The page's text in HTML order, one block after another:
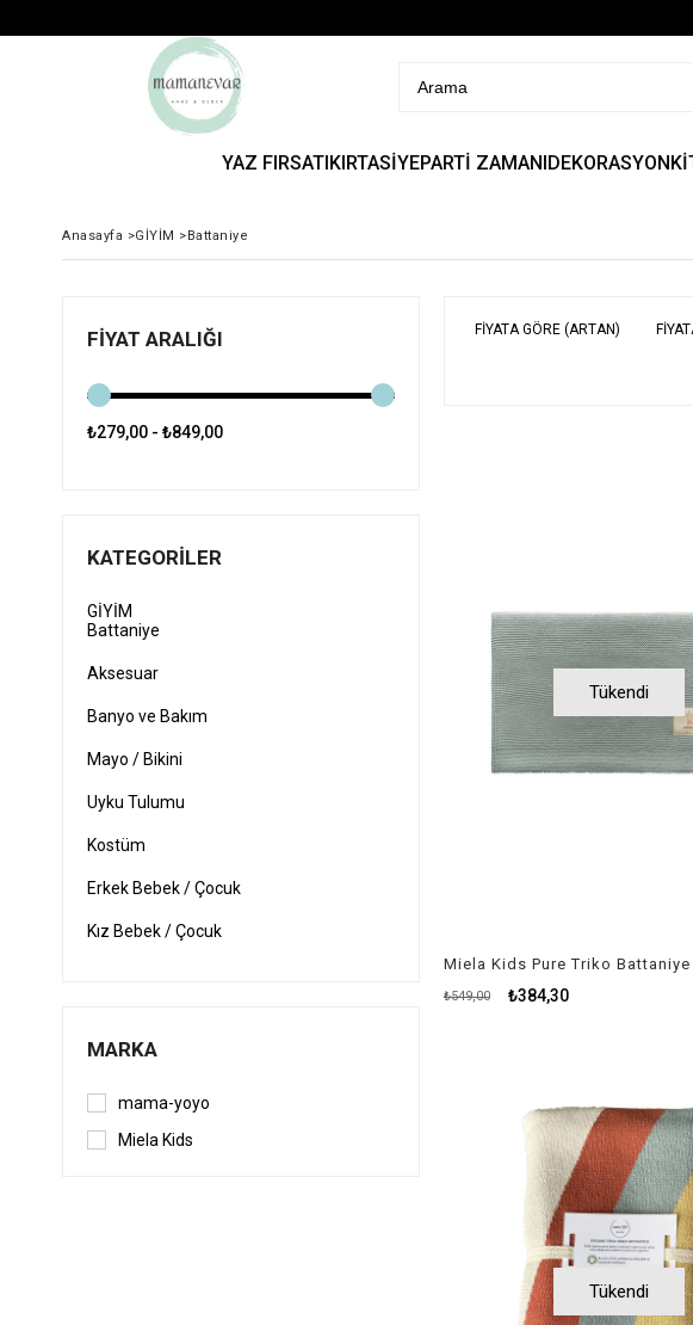
YAZ FIRSATIKIRTASİYEPARTİ ZAMANIDEKORASYON
Anasayfa >GİYİM >Battaniye
FIYAT ARALIĞI
₺279,00 - ₺849,00
KATEGORILER
GİYİM
Battaniye
Aksesuar
Banyo ve Bakım
Mayo / Bikini
Uyku Tulumu
Kostüm
Erkek Bebek / Çocuk
Kız Bebek / Çocuk
MARKA
mama-yoyo
Miela Kids
FIYATA GÖRE (ARTAN)
Tükendi
₺384,30
₺549,00
Tükendi